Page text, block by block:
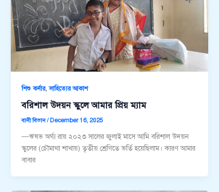
শিশু কর্নার,সাহিত্যের আকাশ
বরিশাল উদয়ন স্কুলে আমার প্রিয় ম্যাম
বানী বিতান/ December 16, 2025
—ঋষভ অর্ঘ্য রায় ২০২৩ সালের জুলাই মাসে আমি বরিশাল উদয়ন
স্কুলের (চৌমাথা শাখায়) তৃতীয় শ্রেণিতে ভর্তি হয়েছিলাম। কারণ আমার
বাবার